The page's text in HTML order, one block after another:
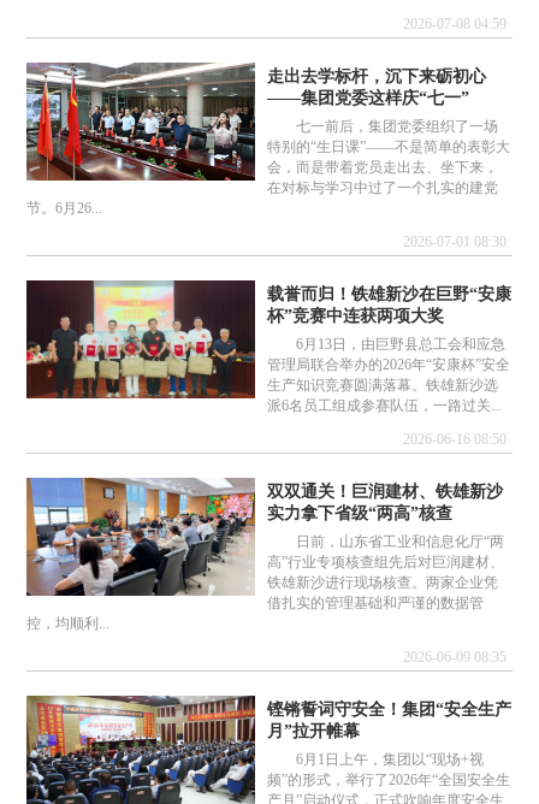
2026-07-08 04:59
走出去学标杆，沉下来砺初心
——集团党委这样庆“七一”
七一前后，集团党委组织了一场
特别的“生日课”——不是简单的表彰大
会，而是带着党员走出去、坐下来，
在对标与学习中过了一个扎实的建党
节。6月26...
2026-07-01 08:30
载誉而归！铁雄新沙在巨野“安康
杯”竞赛中连获两项大奖
6月13日，由巨野县总工会和应急
管理局联合举办的2026年“安康杯”安全
生产知识竞赛圆满落幕。铁雄新沙选
派6名员工组成参赛队伍，一路过关...
2026-06-16 08:50
双双通关！巨润建材、铁雄新沙
实力拿下省级“两高”核查
日前，山东省工业和信息化厅“两
高”行业专项核查组先后对巨润建材、
铁雄新沙进行现场核查。两家企业凭
借扎实的管理基础和严谨的数据管
控，均顺利...
2026-06-09 08:35
铿锵誓词守安全！集团“安全生产
月”拉开帷幕
6月1日上午，集团以“现场+视
频”的形式，举行了2026年“全国安全生
产月”启动仪式，正式吹响年度安全生